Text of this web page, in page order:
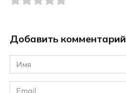
Добавить комментарий
Имя
*
Email